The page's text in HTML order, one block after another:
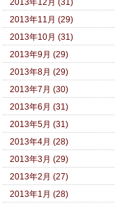
2013年12月 (31)
2013年11月 (29)
2013年10月 (31)
2013年9月 (29)
2013年8月 (29)
2013年7月 (30)
2013年6月 (31)
2013年5月 (31)
2013年4月 (28)
2013年3月 (29)
2013年2月 (27)
2013年1月 (28)